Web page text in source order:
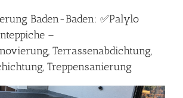
Baden-Baden: ✅Palylo
–
Terrassenabdichtung,
Treppensanierung